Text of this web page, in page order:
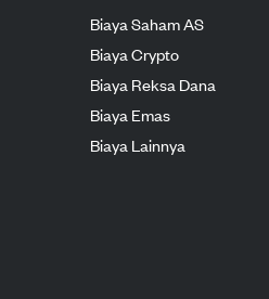
Biaya Saham AS
Biaya Crypto
Biaya Reksa Dana
Biaya Emas
Biaya Lainnya